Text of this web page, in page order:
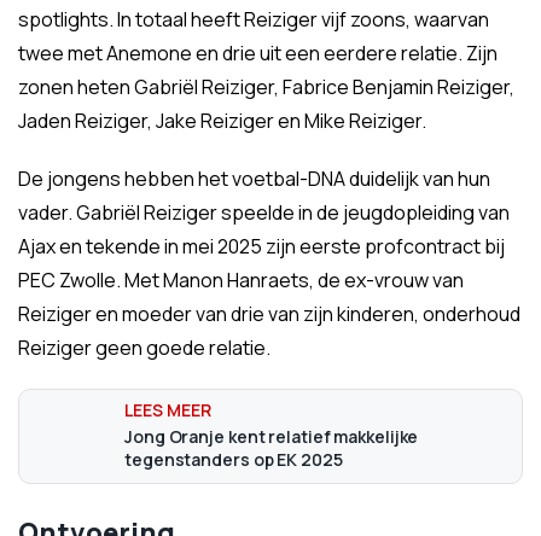
spotlights. In totaal heeft Reiziger vijf zoons, waarvan
twee met Anemone en drie uit een eerdere relatie. Zijn
zonen heten Gabriël Reiziger, Fabrice Benjamin Reiziger,
Jaden Reiziger, Jake Reiziger en Mike Reiziger.
De jongens hebben het voetbal-DNA duidelijk van hun
vader. Gabriël Reiziger speelde in de jeugdopleiding van
Ajax en tekende in mei 2025 zijn eerste profcontract bij
PEC Zwolle. Met Manon Hanraets, de ex-vrouw van
Reiziger en moeder van drie van zijn kinderen, onderhoud
Reiziger geen goede relatie.
Jong Oranje kent relatief makkelijke
tegenstanders op EK 2025